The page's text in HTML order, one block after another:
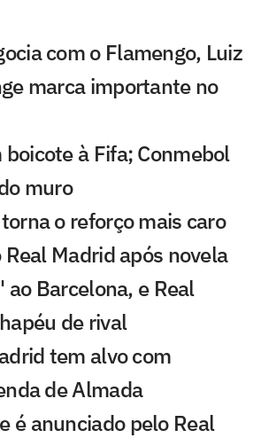
com o Flamengo, Luiz
marca importante no
à Fifa; Conmebol
muro
o reforço mais caro
Madrid após novela
ao Barcelona, e Real
de rival
tem alvo com
de Almada
é anunciado pelo Real